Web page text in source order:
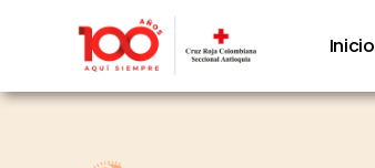
Inicio